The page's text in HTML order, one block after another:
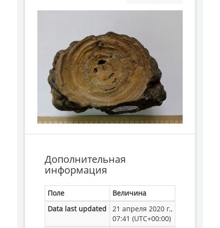
Дополнительная
информация
Поле
Величина
Data last updated
21 апреля 2020 г.,
07:41 (UTC+00:00)